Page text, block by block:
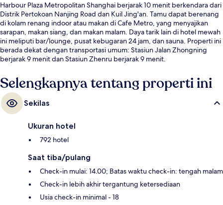
Harbour Plaza Metropolitan Shanghai berjarak 10 menit berkendara dari
Distrik Pertokoan Nanjing Road dan Kuil Jing'an. Tamu dapat berenang
di kolam renang indoor atau makan di Cafe Metro, yang menyajikan
sarapan, makan siang, dan makan malam. Daya tarik lain di hotel mewah
ini meliputi bar/lounge, pusat kebugaran 24 jam, dan sauna. Properti ini
berada dekat dengan transportasi umum: Stasiun Jalan Zhongning
berjarak 9 menit dan Stasiun Zhenru berjarak 9 menit.
Selengkapnya tentang properti ini
Sekilas
Ukuran hotel
792 hotel
Saat tiba/pulang
Check-in mulai: 14.00; Batas waktu check-in: tengah malam
Check-in lebih akhir tergantung ketersediaan
Usia check-in minimal - 18